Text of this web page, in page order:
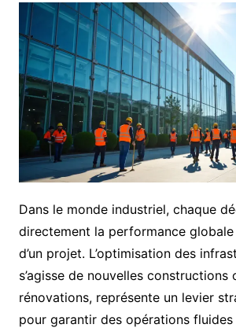
Dans le monde industriel, chaque
directement la performance
d’un projet. L’optimisation des
s’agisse de nouvelles constructions
rénovations, représente un levier
pour garantir des opérations